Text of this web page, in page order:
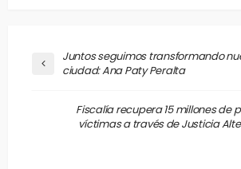
Juntos seguimos transformando
ciudad: Ana Paty Peralta
Fiscalía recupera 15 millones de
víctimas a través de Justicia